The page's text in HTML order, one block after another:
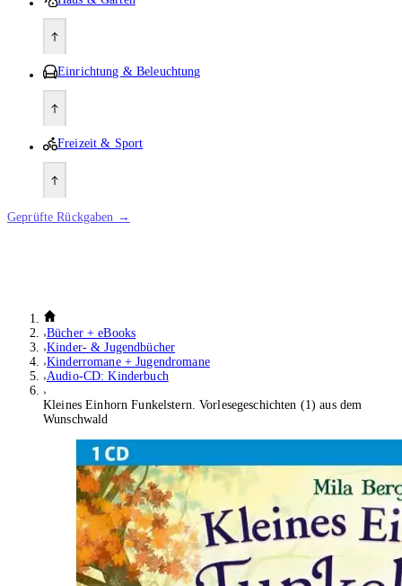
Einrichtung & Beleuchtung
Freizeit & Sport
Geprüfte Rückgaben →
Bücher + eBooks
Kinder- & Jugendbücher
Kinderromane + Jugendromane
Audio-CD: Kinderbuch
Kleines Einhorn Funkelstern. Vorlesegeschichten (1) aus dem
Wunschwald